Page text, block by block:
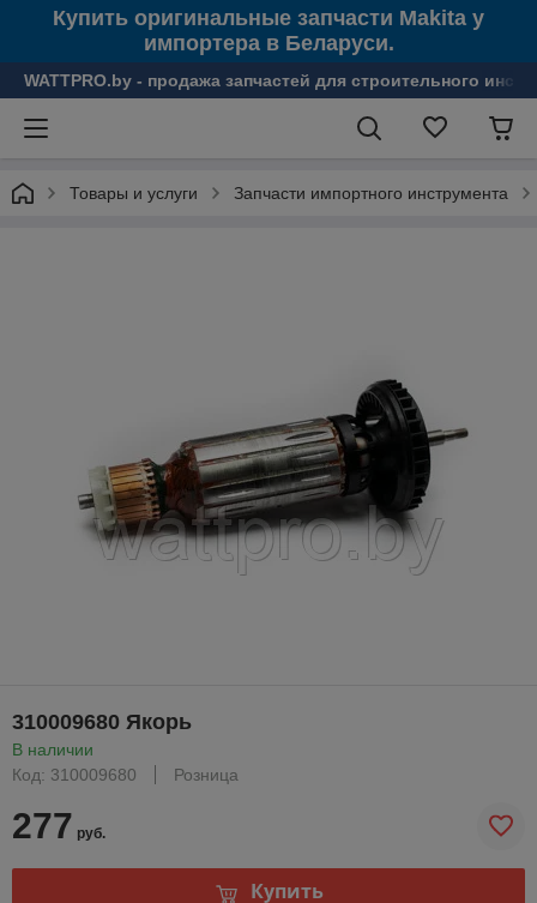
Купить оригинальные запчасти Makita у
импортера в Беларуси.
WATTPRO.by - продажа запчастей для строительного
Товары и услуги Запчасти импортного инструмента
310009680 Якорь
В наличии
Код: 310009680
Розница
277 руб.
Купить